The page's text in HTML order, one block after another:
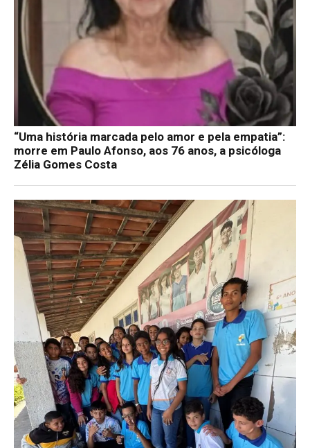
“Uma história marcada pelo amor e pela empatia”:
morre em Paulo Afonso, aos 76 anos, a psicóloga
Zélia Gomes Costa